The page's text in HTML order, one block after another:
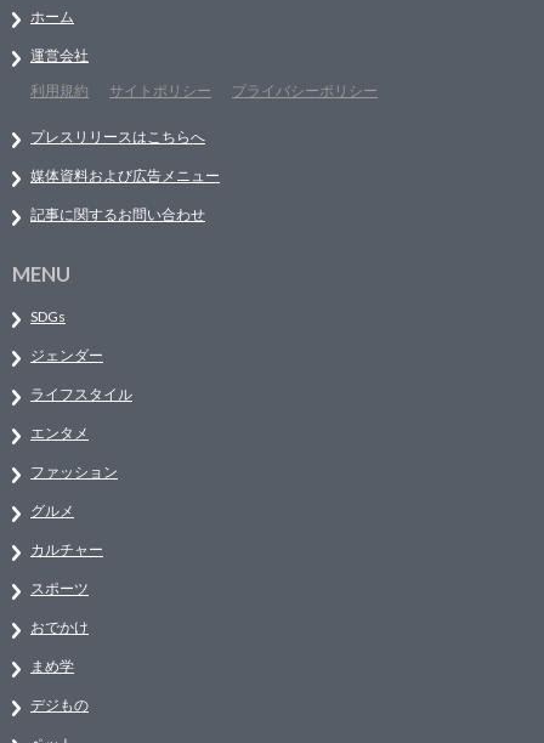
ホーム
運営会社
利用規約
サイトポリシー プライバシーポリシー
プレスリリースはこちらへ
媒体資料および広告メニュー
記事に関するお問い合わせ
MENU
SDGs
ジェンダー
ライフスタイル
エンタメ
ファッション
グルメ
カルチャー
スポーツ
おでかけ
まめ学
デジもの